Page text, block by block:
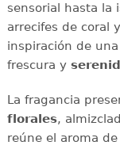
sensorial hasta la
arrecifes de coral
inspiración de
frescura y
La fragancia
florales,
reúne el aroma de